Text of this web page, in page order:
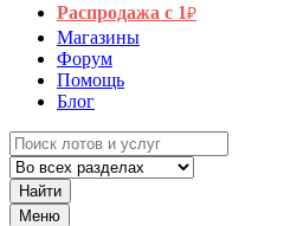
Распродажа с 1₽
Магазины
Форум
Помощь
Блог
Найти
Меню